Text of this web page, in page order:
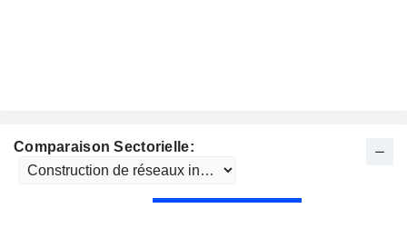
Comparaison Sectorielle: